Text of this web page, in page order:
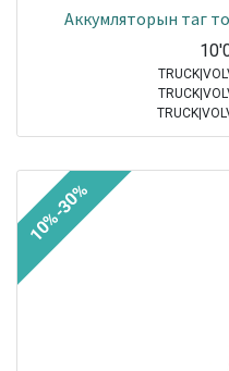
Аккумляторын таг
10%-30%